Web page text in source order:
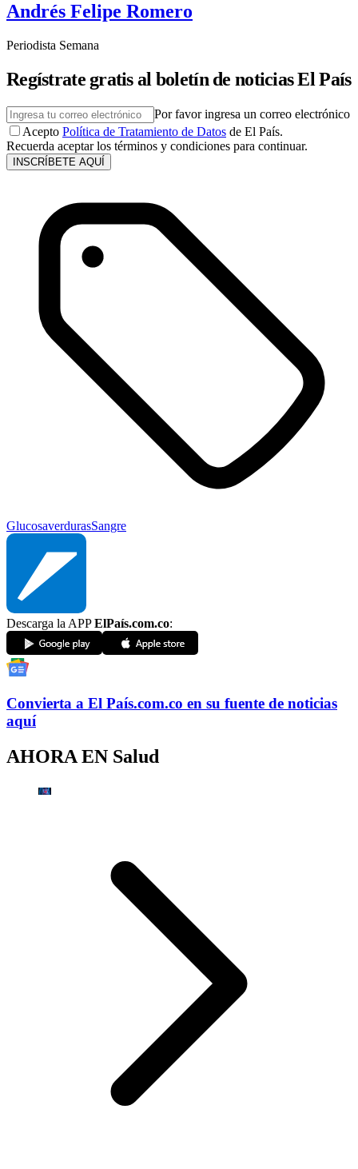
Andrés Felipe Romero
Periodista Semana
Regístrate gratis al boletín de noticias El País
Por favor ingresa un correo electrónico
Acepto Política de Tratamiento de Datos de El País.
Recuerda aceptar los términos y condiciones para continuar.
INSCRÍBETE AQUÍ
GlucosaverdurasSangre
Descarga la APPElPaís.com.co:
Convierta a El País.com.co en su fuente de noticias
aquí
AHORA EN Salud